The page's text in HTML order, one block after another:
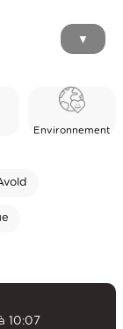
▼
Environnement
10:07